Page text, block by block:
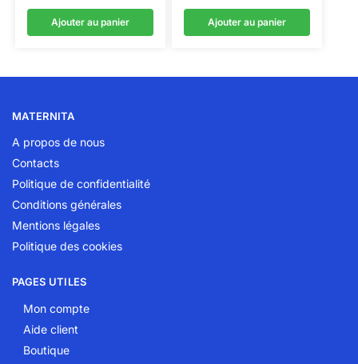
Ajouter au panier Ajouter au panier
MATERNITA
A propos de nous
Contacts
Politique de confidentialité
Conditions générales
Mentions légales
Politique des cookies
PAGES UTILES
Mon compte
Aide client
Boutique